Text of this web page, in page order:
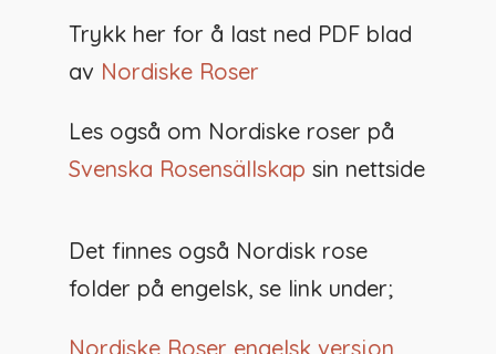
Trykk her for å last ned PDF blad
av Nordiske Roser
Les også om Nordiske roser på
Svenska Rosensällskap sin nettside
Det finnes også Nordisk rose
folder på engelsk, se link under;
Nordiske Roser engelsk versjon